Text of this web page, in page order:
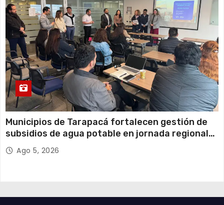
Municipios de Tarapacá fortalecen gestión de
subsidios de agua potable en jornada regional
organizada por Aguas del Altiplano y ANDESS
Ago 5, 2026